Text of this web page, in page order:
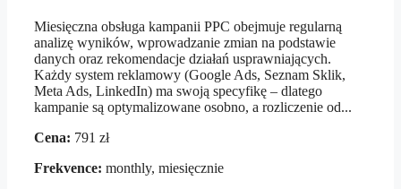
Miesięczna obsługa kampanii PPC obejmuje regularną
analizę wyników, wprowadzanie zmian na podstawie
danych oraz rekomendacje działań usprawniających.
Każdy system reklamowy (Google Ads, Seznam Sklik,
Meta Ads, LinkedIn) ma swoją specyfikę – dlatego
kampanie są optymalizowane osobno, a rozliczenie od...
Cena: 791 zł
Frekvence: monthly, miesięcznie